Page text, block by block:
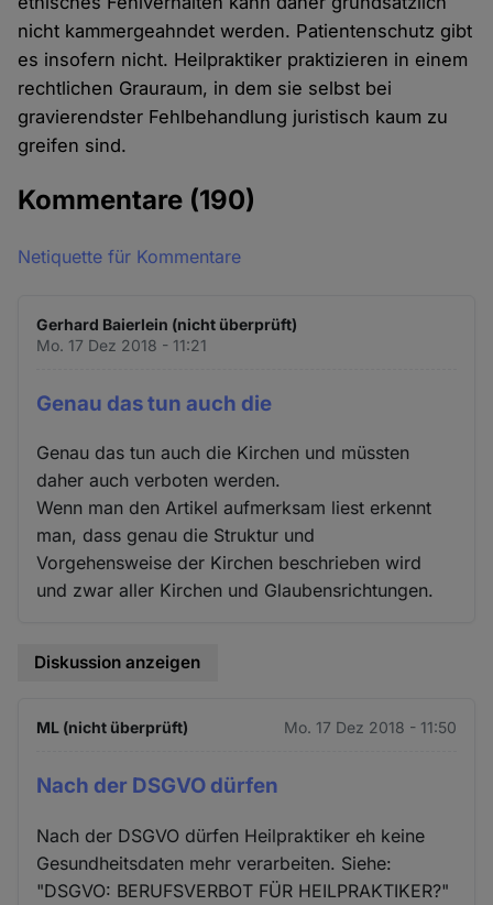
nicht kammergeahndet werden. Patientenschutz gibt
es insofern nicht. Heilpraktiker praktizieren in einem
rechtlichen Grauraum, in dem sie selbst bei
gravierendster Fehlbehandlung juristisch kaum zu
greifen sind.
Kommentare (190)
Netiquette für Kommentare
Gerhard Baierlein (nicht überprüft)
Mo. 17 Dez 2018 - 11:21
Genau das tun auch die
Genau das tun auch die Kirchen und müssten
daher auch verboten werden.
Wenn man den Artikel aufmerksam liest erkennt
man, dass genau die Struktur und
Vorgehensweise der Kirchen beschrieben wird
und zwar aller Kirchen und Glaubensrichtungen.
Diskussion anzeigen
ML (nicht überprüft) Mo. 17 Dez 2018 - 11:50
Nach der DSGVO dürfen
Nach der DSGVO dürfen Heilpraktiker eh keine
Gesundheitsdaten mehr verarbeiten. Siehe:
"DSGVO: BERUFSVERBOT FÜR HEILPRAKTIKER?"